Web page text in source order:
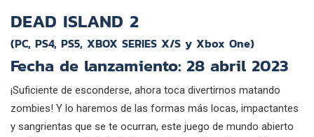
DEAD ISLAND 2
(PC, PS4, PS5, XBOX SERIES X/S y Xbox One)
Fecha de lanzamiento: 28 abril 2023
¡Suficiente de esconderse, ahora toca divertirnos matando
zombies! Y lo haremos de las formas más locas, impactantes
y sangrientas que se te ocurran, este juego de mundo abierto